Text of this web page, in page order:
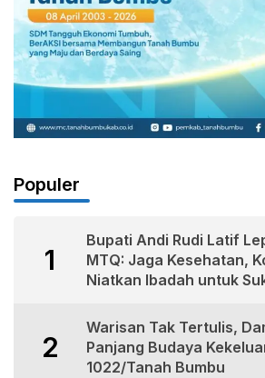
Populer
1
Bupati Andi Rudi Latif
MTQ: Jaga Kesehatan,
Niatkan Ibadah untuk
2
Warisan Tak Tertulis,
Panjang Budaya
1022/Tanah Bumbu